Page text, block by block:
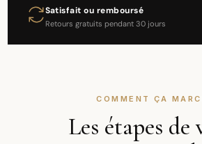
Satisfait ou remboursé
Retours gratuits pendant 30 jours
COMMENT ÇA
Les étapes de